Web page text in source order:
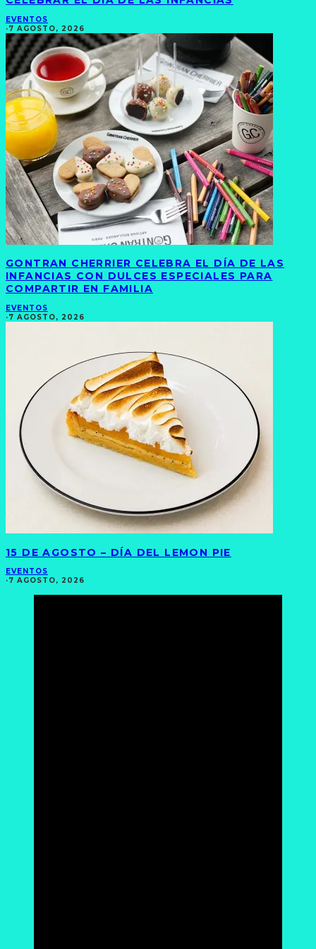
EVENTOS
·7 AGOSTO, 2026
GONTRAN CHERRIER CELEBRA EL DÍA DE LAS
INFANCIAS CON DULCES ESPECIALES PARA
COMPARTIR EN FAMILIA
EVENTOS
·7 AGOSTO, 2026
15 DE AGOSTO – DÍA DEL LEMON PIE
EVENTOS
·7 AGOSTO, 2026